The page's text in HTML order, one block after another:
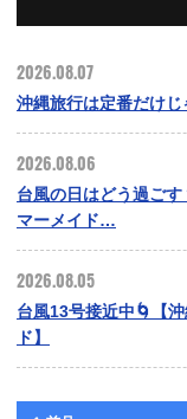
2026.08.07
沖縄旅行は定番だけ
2026.08.06
台風の日はどう過ご
マーメイド…
2026.08.05
台風13号接近中🌀【
ド】